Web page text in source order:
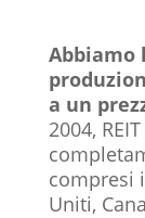
Abbiamo
a un
2004,
compresi
Uniti,